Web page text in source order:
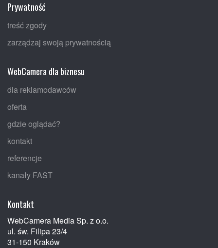
Prywatność
treść zgody
zarządzaj swoją prywatnością
WebCamera dla biznesu
dla reklamodawców
oferta
gdzie oglądać?
kontakt
referencje
kanały FAST
Kontakt
WebCamera Media Sp. z o.o.
ul. św. Filipa 23/4
31-150 Kraków